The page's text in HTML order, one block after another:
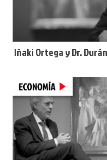
Iñaki Ortega y Dr.